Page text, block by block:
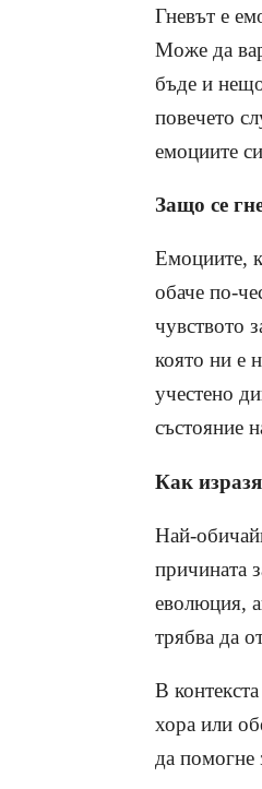
Гневът е
Може да
бъде и
повечето
емоциите
Защо се
Емоциите,
обаче по-
чувството
която ни е
учестено
състояние
Как
Най-
причината
еволюция,
трябва да
В
хора или
да помогне